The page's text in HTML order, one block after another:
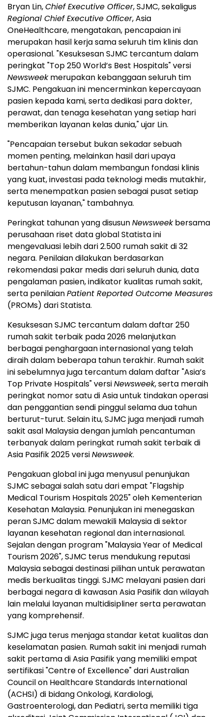
Bryan Lin,Chief Executive Officer, SJMC, sekaligus
Regional Chief Executive Officer, Asia
OneHealthcare, mengatakan, pencapaian ini
merupakan hasil kerja sama seluruh tim klinis dan
operasional. "Kesuksesan SJMC tercantum dalam
peringkat "Top 250 World’s Best Hospitals" versi
Newsweekmerupakan kebanggaan seluruh tim
SJMC. Pengakuan ini mencerminkan kepercayaan
pasien kepada kami, serta dedikasi para dokter,
perawat, dan tenaga kesehatan yang setiap hari
memberikan layanan kelas dunia," ujar Lin.
"Pencapaian tersebut bukan sekadar sebuah
momen penting, melainkan hasil dari upaya
bertahun-tahun dalam membangun fondasi klinis
yang kuat, investasi pada teknologi medis mutakhir,
serta menempatkan pasien sebagai pusat setiap
keputusan layanan," tambahnya.
Peringkat tahunan yang disusunNewsweekbersama
perusahaan riset data global Statista ini
mengevaluasi lebih dari 2.500 rumah sakit di 32
negara. Penilaian dilakukan berdasarkan
rekomendasi pakar medis dari seluruh dunia, data
pengalaman pasien, indikator kualitas rumah sakit,
serta penilaianPatient Reported Outcome Measures
(PROMs) dari Statista.
Kesuksesan SJMC tercantum dalam daftar 250
rumah sakit terbaik pada 2026 melanjutkan
berbagai penghargaan internasional yang telah
diraih dalam beberapa tahun terakhir. Rumah sakit
ini sebelumnya juga tercantum dalam daftar "Asia’s
Top Private Hospitals" versiNewsweek, serta meraih
peringkat nomor satu di Asia untuk tindakan operasi
dan penggantian sendi pinggul selama dua tahun
berturut-turut. Selain itu, SJMC juga menjadi rumah
sakit asal Malaysia dengan jumlah pencantuman
terbanyak dalam peringkat rumah sakit terbaik di
Asia Pasifik 2025 versiNewsweek.
Pengakuan global ini juga menyusul penunjukan
SJMC sebagai salah satu dari empat "Flagship
Medical Tourism Hospitals 2025" oleh Kementerian
Kesehatan Malaysia. Penunjukan ini menegaskan
peran SJMC dalam mewakili Malaysia di sektor
layanan kesehatan regional dan internasional.
Sejalan dengan program "Malaysia Year of Medical
Tourism 2026", SJMC terus mendukung reputasi
Malaysia sebagai destinasi pilihan untuk perawatan
medis berkualitas tinggi. SJMC melayani pasien dari
berbagai negara di kawasan Asia Pasifik dan wilayah
lain melalui layanan multidisipliner serta perawatan
yang komprehensif.
SJMC juga terus menjaga standar ketat kualitas dan
keselamatan pasien. Rumah sakit ini menjadi rumah
sakit pertama di Asia Pasifik yang memiliki empat
sertifikasi "Centre of Excellence" dari Australian
Council on Healthcare Standards International
(ACHSI) di bidang Onkologi, Kardiologi,
Gastroenterologi, dan Pediatri, serta memiliki tiga